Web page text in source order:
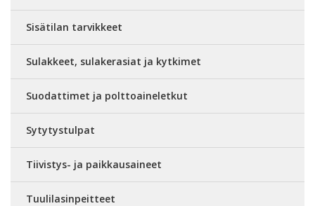
Sisätilan tarvikkeet
Sulakkeet, sulakerasiat ja kytkimet
Suodattimet ja polttoaineletkut
Sytytystulpat
Tiivistys- ja paikkausaineet
Tuulilasinpeitteet